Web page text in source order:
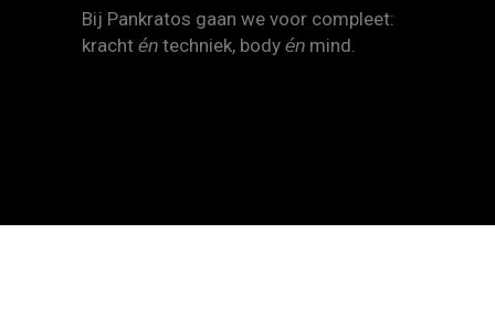
Bij Pankratos gaan we voor compleet:
kracht én techniek, body én mind.